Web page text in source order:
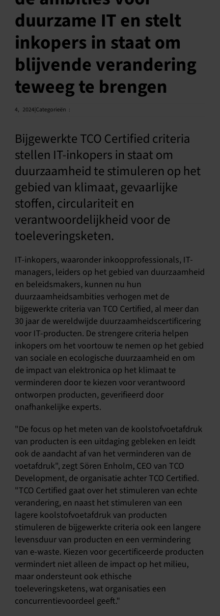
Nederlands
duurzame IT en stelt
inkopers in staat om
blijvende verandering
teweeg te brengen
4, 2024|Categorieën :
Bijgewerkte TCO Certified criteria
stellen IT-inkopers in staat om
duurzaamheid te stimuleren op het
gebied van klimaat, gevaarlijke
stoffen, circulariteit en
verantwoordelijkheid voor de
toeleveringsketen.
IT-inkopers, waaronder inkoopprofessionals, IT-
managers, leiders op het gebied van duurzaamheid
en beleidsmakers, kunnen nu hun
duurzaamheidsambities verhogen met de
bijgewerkte criteria van TCO Certified, al meer dan
30 jaar de wereldwijde duurzaamheidscertificering
voor IT-producten. De strengere criteria helpen
inkopers om het voortouw te nemen op het gebied
van sociale en ecologische duurzaamheid en om
de impact van elektronica op het klimaat te
verminderen door te kiezen voor verantwoord
ontworpen producten, geverifieerd door
onafhankelijke experts.
"De focus op het meten van de koolstofvoetafdruk
van producten is een uitdaging gebleken en leidt
ook de aandacht af van het verminderen van de
voetafdruk", zegt Sören Enholm, CEO van TCO
Development, de organisatie achter TCO Certified.
"TCO Certified gaat over het stimuleren van echte
verandering, en naast het stimuleren van een
lagere koolstofvoetafdruk van producten
stimuleren de bijgewerkte criteria ook een langere
levensduur van producten en een vermindering
van e-waste. Kiezen voor gecertificeerde producten
vermindert niet alleen de impact op het milieu,
maar ondersteunt ook ethische
toeleveringsketens, wat organisaties een
concurrentievoordeel geeft."